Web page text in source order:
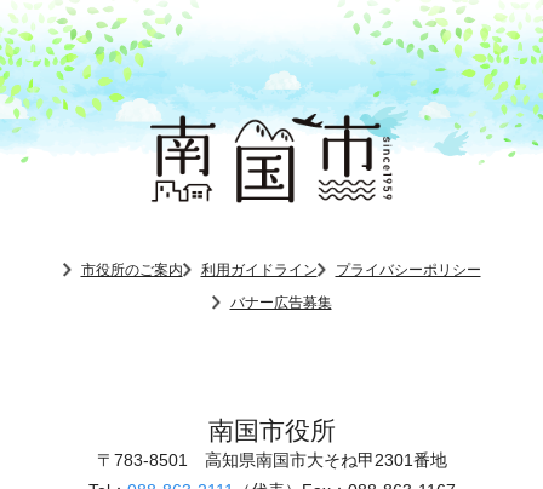
市役所のご案内 利用ガイドライン
プライバシーポリシー
バナー広告募集
南国市役所
〒783-8501 高知県南国市大そね甲2301番地